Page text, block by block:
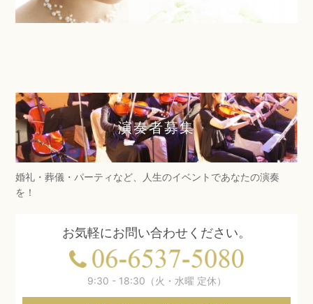
演奏者募集
婚礼・葬儀・パーティなど、人生のイベントであなたの演奏
を！
お気軽にお問い合わせください。
9:30 - 18:30（火・水曜 定休）